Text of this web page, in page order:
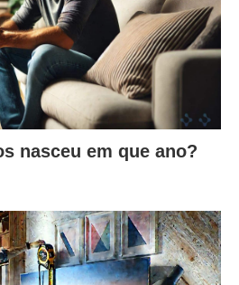
nasceu em que ano?